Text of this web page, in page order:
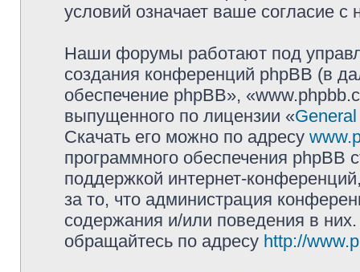
условий означает ваше согласие с
Наши форумы работают под
создания конференций phpBB (в
обеспечение phpBB»,
выпущенного по лицензии «
Скачать его можно по адресу
программного обеспечения phpBB
поддержкой интернет-
за то, что администрация
содержания и/или поведения в
обращайтесь по адресу http://